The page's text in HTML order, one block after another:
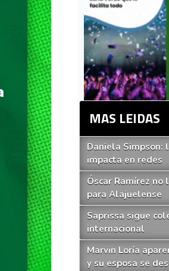
MAS LEIDAS
Daniela Simpson:
impacta en redes
Óscar Ramírez
para Alajuelense
Saprissa sigue
internacional
Marvin Loría
y su esposa se